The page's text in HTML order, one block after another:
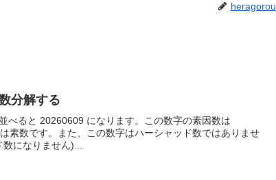
heragorou
分解する
べると 20260609 になります。この数字の素因数は
素数です。また、この数字はハーシャッド数ではありませ
になりません)...